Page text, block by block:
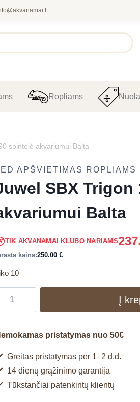
Ropliams
spintelė akvariumui Balta
APŠVIETIMAS ROPLIAMS
SBX Trigon
Balta
TIK AKVANAMAI KLUBO NARIAMS
kaina:250.00 €
10
Į
pristatymas nuo 50€
Greitas pristatymas per 1–2 d.d.
14 dienų grąžinimo garantija
Tūkstančiai patenkintų klientų